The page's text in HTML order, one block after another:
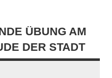
ÜBUNG AM H
DER STADT